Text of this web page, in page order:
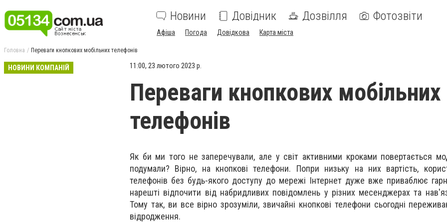
Новини Довідник Дозвілля Фотозвіти
Афіша Погода Довідкова Карта міста
Головна Переваги кнопкових мобільних телефонів
НОВИНИ КОМПАНІЙ 11:00, 23 лютого 2023 р.
Переваги кнопкових мобільних
телефонів
Як би ми того не заперечували, але у світ активними кроками повертається
подумали? Вірно, на кнопкові телефони. Попри низьку на них вартість,
телефонів без будь-якого доступу до мережі Інтернет дуже вже приваблює
нарешті відпочити від набридливих повідомлень у різних месенджерах та
Тому так, ви все вірно зрозуміли, звичайні кнопкові телефони сьогодні
відродження.